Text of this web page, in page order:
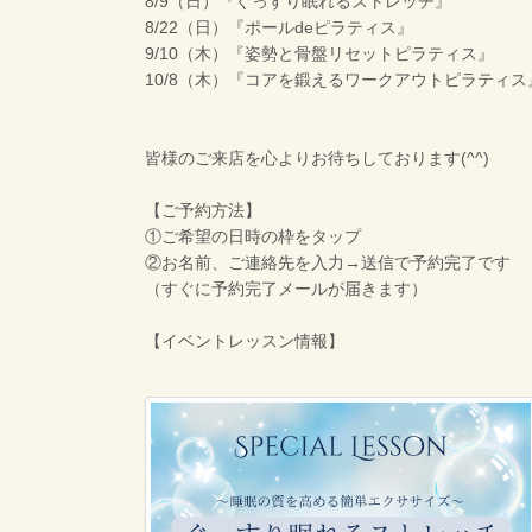
8/22（日）『ポールdeピラティス』
9/10（木）『姿勢と骨盤リセットピラティス』
10/8（木）『コアを鍛えるワークアウトピラティス
皆様のご来店を心よりお待ちしております(^^)
【ご予約方法】
①ご希望の日時の枠をタップ
②お名前、ご連絡先を入力→送信で予約完了です
（すぐに予約完了メールが届きます）
【イベントレッスン情報】